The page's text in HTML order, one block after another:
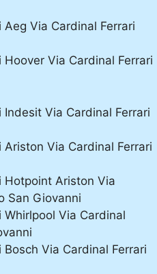
Via Cardinal Ferrari
Via Cardinal Ferrari
Via Cardinal Ferrari
Via Cardinal Ferrari
Hotpoint Ariston Via
San Giovanni
Via Cardinal
Via Cardinal Ferrari